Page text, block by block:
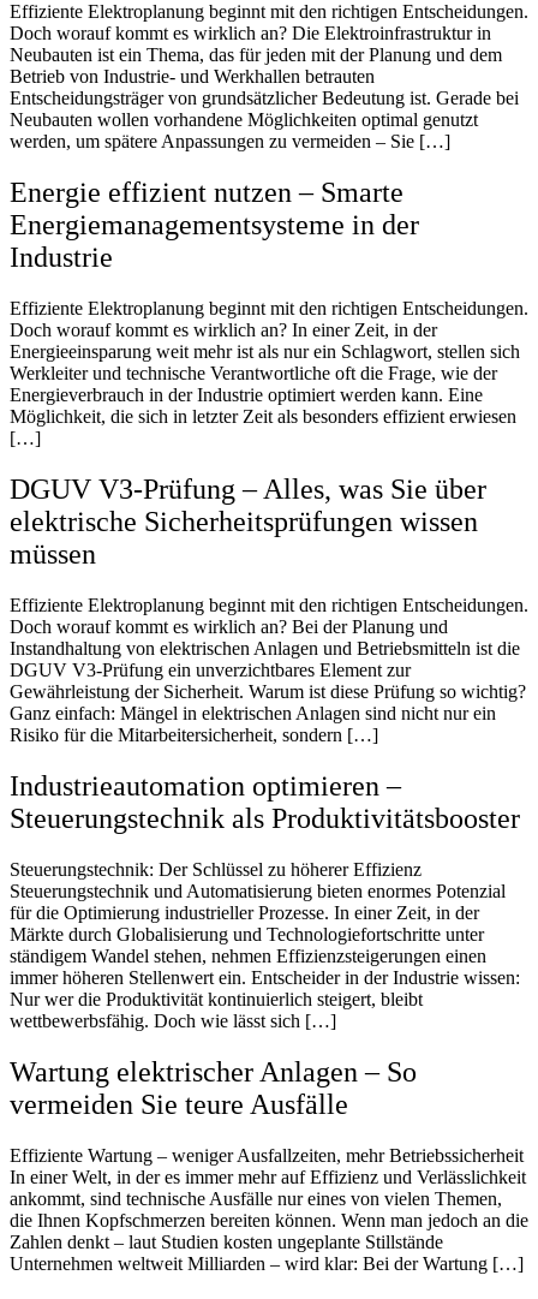
Effiziente Elektroplanung beginnt mit den richtigen Entscheidungen.
Doch worauf kommt es wirklich an? Die Elektroinfrastruktur in
Neubauten ist ein Thema, das für jeden mit der Planung und dem
Betrieb von Industrie- und Werkhallen betrauten
Entscheidungsträger von grundsätzlicher Bedeutung ist. Gerade bei
Neubauten wollen vorhandene Möglichkeiten optimal genutzt
werden, um spätere Anpassungen zu vermeiden – Sie […]
Energie effizient nutzen – Smarte
Energiemanagementsysteme in der
Industrie
Effiziente Elektroplanung beginnt mit den richtigen Entscheidungen.
Doch worauf kommt es wirklich an? In einer Zeit, in der
Energieeinsparung weit mehr ist als nur ein Schlagwort, stellen sich
Werkleiter und technische Verantwortliche oft die Frage, wie der
Energieverbrauch in der Industrie optimiert werden kann. Eine
Möglichkeit, die sich in letzter Zeit als besonders effizient erwiesen
[…]
DGUV V3-Prüfung – Alles, was Sie über
elektrische Sicherheitsprüfungen wissen
müssen
Effiziente Elektroplanung beginnt mit den richtigen Entscheidungen.
Doch worauf kommt es wirklich an? Bei der Planung und
Instandhaltung von elektrischen Anlagen und Betriebsmitteln ist die
DGUV V3-Prüfung ein unverzichtbares Element zur
Gewährleistung der Sicherheit. Warum ist diese Prüfung so wichtig?
Ganz einfach: Mängel in elektrischen Anlagen sind nicht nur ein
Risiko für die Mitarbeitersicherheit, sondern […]
Industrieautomation optimieren –
Steuerungstechnik als Produktivitätsbooster
Steuerungstechnik: Der Schlüssel zu höherer Effizienz
Steuerungstechnik und Automatisierung bieten enormes Potenzial
für die Optimierung industrieller Prozesse. In einer Zeit, in der
Märkte durch Globalisierung und Technologiefortschritte unter
ständigem Wandel stehen, nehmen Effizienzsteigerungen einen
immer höheren Stellenwert ein. Entscheider in der Industrie wissen:
Nur wer die Produktivität kontinuierlich steigert, bleibt
wettbewerbsfähig. Doch wie lässt sich […]
Wartung elektrischer Anlagen – So
vermeiden Sie teure Ausfälle
Effiziente Wartung – weniger Ausfallzeiten, mehr Betriebssicherheit
In einer Welt, in der es immer mehr auf Effizienz und Verlässlichkeit
ankommt, sind technische Ausfälle nur eines von vielen Themen,
die Ihnen Kopfschmerzen bereiten können. Wenn man jedoch an die
Zahlen denkt – laut Studien kosten ungeplante Stillstände
Unternehmen weltweit Milliarden – wird klar: Bei der Wartung […]